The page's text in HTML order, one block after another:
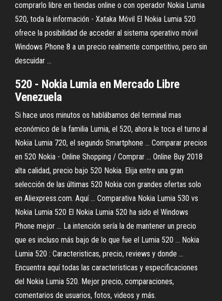
comprarlo libre en tiendas online o con operador Nokia Lumia
520, toda la información - Xataka Móvil El Nokia Lumia 520
ofrece la posibilidad de acceder al sistema operativo móvil
Windows Phone 8 a un precio realmente competitivo, pero sin
descuidar ...
520 - Nokia Lumia en Mercado Libre
Venezuela
Si hace unos minutos os hablábamos del terminal mas
económico de la familia Lumia, el 520, ahora le toca el turno al
Nokia Lumia 720, el segundo Smartphone ... Comparar precios
en 520 Nokia - Online Shopping / Comprar ... Online Buy 2018
alta calidad, precio bajo 520 Nokia. Elija entre una gran
selección de las últimas 520 Nokia con grandes ofertas solo
en Aliexpress.com. Aquí ... Comparativa Nokia Lumia 530 vs
Nokia Lumia 520 El Nokia Lumia 520 ha sido el Windows
Phone mejor ... La intención sería la de mantener un precio
que es incluso más bajo de lo que fue el Lumia 520 ... Nokia
Lumia 520 : Caracteristicas, precio, reviews y donde ...
Encuentra aquí todas las caracteristicas y especificaciones
del Nokia Lumia 520. Mejor precio, comparaciones,
comentarios de usuarios, fotos, videos y más.